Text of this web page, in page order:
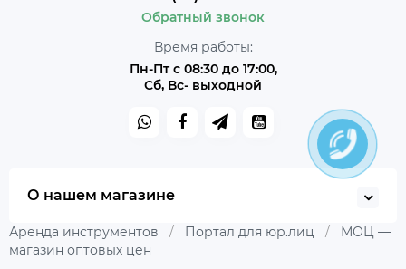
Обратный звонок
Время работы:
Пн-Пт с 08:30 до 17:00,
Сб, Вс- выходной
О нашем магазине
Аренда инструментов / Портал для юр.лиц /
МОЦ —
магазин оптовых цен